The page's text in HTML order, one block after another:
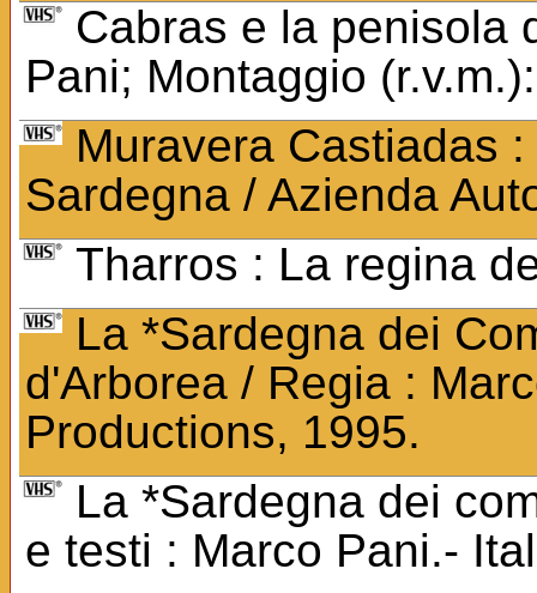
Cabras e la penisola
Pani; Montaggio
Muravera Castiadas
Sardegna / Azienda
Tharros : La regina
La *Sardegna dei
d'Arborea / Regia :
Productions, 1995.
La *Sardegna dei
e testi : Marco Pani.-